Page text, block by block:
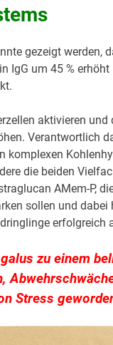
gezeigt werden,
IgG um 45 %
aktivieren und
Verantwortlich
komplexen
die beiden
AMem-P,
sollen und dabei
erfolgreich
zu einem
Stress